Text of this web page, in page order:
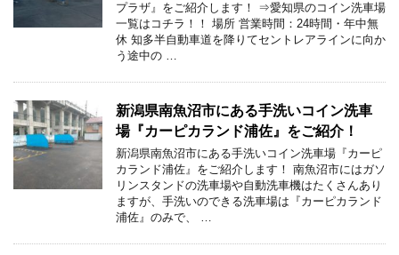
プラザ』をご紹介します！ ⇒愛知県のコイン洗車場
一覧はコチラ！！ 場所 営業時間：24時間・年中無
休 知多半自動車道を降りてセントレアラインに向か
う途中の …
新潟県南魚沼市にある手洗いコイン洗車
場『カーピカランド浦佐』をご紹介！
新潟県南魚沼市にある手洗いコイン洗車場『カーピ
カランド浦佐』をご紹介します！ 南魚沼市にはガソ
リンスタンドの洗車場や自動洗車機はたくさんあり
ますが、手洗いのできる洗車場は『カーピカランド
浦佐』のみで、 …